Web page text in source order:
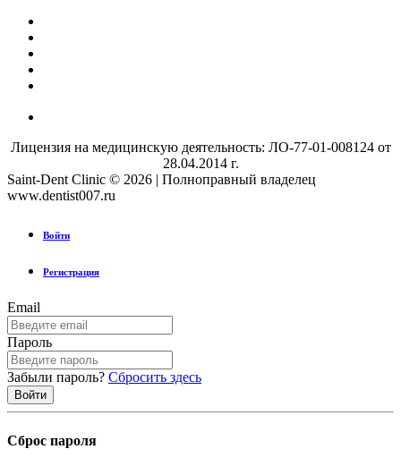
Лицензия на медицинскую деятельность: ЛО-77-01-008124 от
28.04.2014 г.
Saint-Dent Clinic © 2026 | Полноправный владелец
www.dentist007.ru
Войти
Регистрация
Email
Пароль
Забыли пароль? Сбросить здесь
Сброс пароля